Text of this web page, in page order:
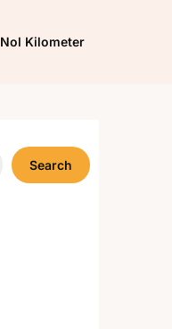
Nol Kilometer
Search